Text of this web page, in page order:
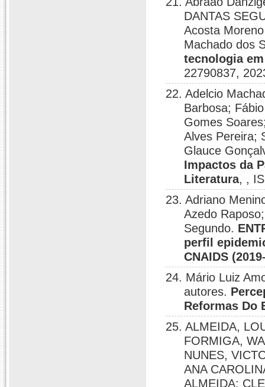
DANTAS
Acosta
Machado dos
tecnologia
22790837,
22. Adelcio
Barbosa;
Gomes
Alves Pereira;
Glauce
Impactos da
Literatura, ,
23. Adriano
Azedo
Segundo.
perfil
CNAIDS
24. Mário Luiz
autores.
Reformas Do
25. ALMEIDA,
FORMIGA,
NUNES,
ANA
ALMEIDA;